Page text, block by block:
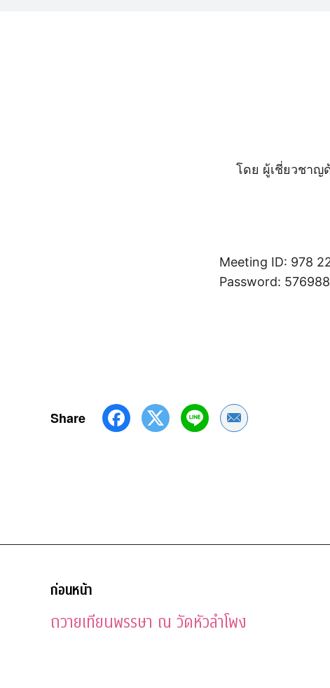
โดย ผู้เชี่ยวชาญ
Meeting ID: 978
Password: 576988
Share Share by Email
ก่อนหน้า
ถวายเทียนพรรษา ณ วัดหัวลำโพง